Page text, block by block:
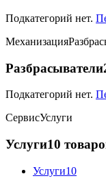
Подкатегорий нет.
Механизация
Разбрасыватели
Подкатегорий нет.
СервисУслуги
Услуги10
Услуги10